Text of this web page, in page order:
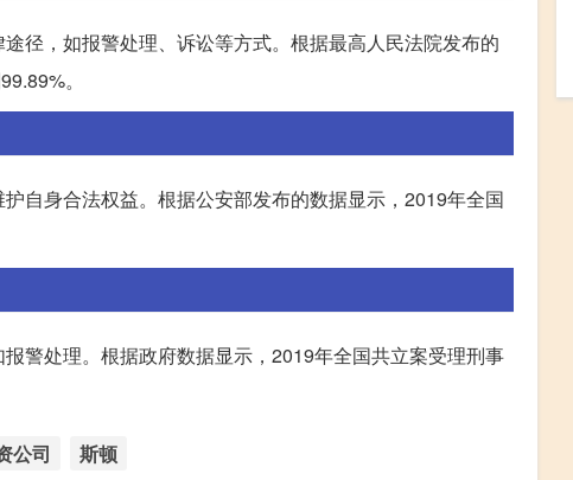
径，如报警处理、诉讼等方式。根据最高人民法院发布的
。
自身合法权益。根据公安部发布的数据显示，2019年全国
警处理。根据政府数据显示，2019年全国共立案受理刑事
公司 斯顿